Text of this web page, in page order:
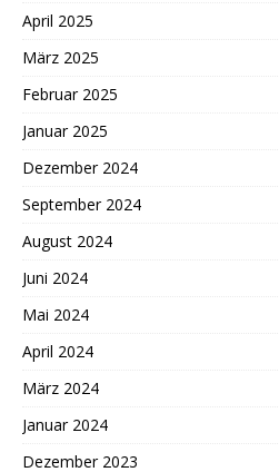
April 2025
März 2025
Februar 2025
Januar 2025
Dezember 2024
September 2024
August 2024
Juni 2024
Mai 2024
April 2024
März 2024
Januar 2024
Dezember 2023